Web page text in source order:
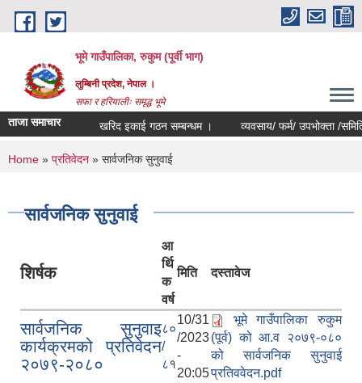
Skip to main content
भूमे गाउँपालिका, रुकुम (पूर्वी भाग)
लुम्बिनी प्रदेश, नेपाल ।
सफा र हरियालीः समृद्ध भूमे
ताजा समाचार खरिद इकाई गठन सम्बन्धम । व्यवसाय/ फर्म/ उपभोक्ता /समिति/
You are here
Home » प्रतिवेदन » सार्वजनिक सुनुवाई
सार्वजनिक सुनुवाई
शिर्षक
आ
र्थि
क
वर्ष
मिति दस्तावेज
सार्वजनिक सुनुवाइ
कार्यक्रमको प्रतिवेदन
२०७९-२०८०
८०
/
८१
10/31
/2023
-
20:05
भूमे गाउँपालिका रुकुम
(पूर्व) को आ.व २०७९-०८०
को सार्वजनिक सुनुवाई
प्रतिववेदन.pdf